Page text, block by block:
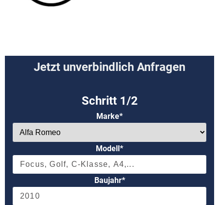
Jetzt unverbindlich Anfragen
Marke*
Modell*
Baujahr*